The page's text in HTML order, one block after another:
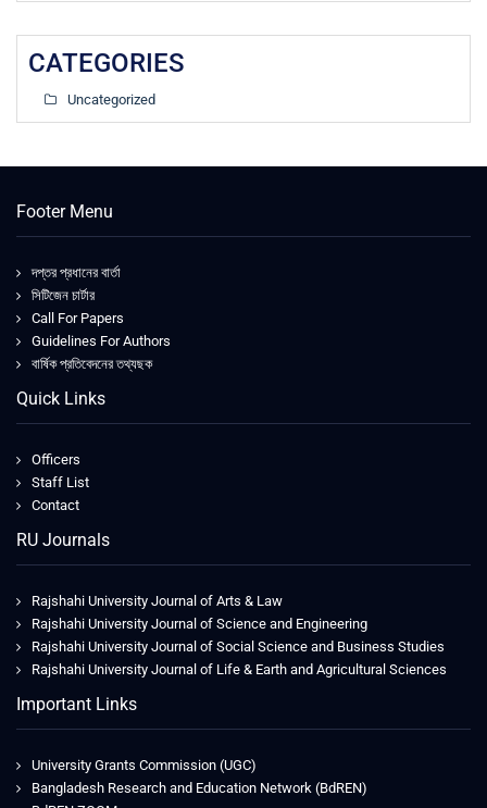
CATEGORIES
Uncategorized
Footer Menu
দপ্তর প্রধানের বার্তা
সিটিজেন চার্টার
Call For Papers
Guidelines For Authors
বার্ষিক প্রতিবেদনের তথ্যছক
Quick Links
Officers
Staff List
Contact
RU Journals
Rajshahi University Journal of Arts & Law
Rajshahi University Journal of Science and Engineering
Rajshahi University Journal of Social Science and Business Studies
Rajshahi University Journal of Life & Earth and Agricultural Sciences
Important Links
University Grants Commission (UGC)
Bangladesh Research and Education Network (BdREN)